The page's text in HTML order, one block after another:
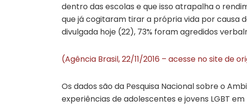
dentro das escolas e que isso atrapalha o
que já cogitaram tirar a própria vida por causa
divulgada hoje (22), 73% foram agredidos
(Agência Brasil, 22/11/2016 – acesse no site de
Os dados são da Pesquisa Nacional sobre o
experiências de adolescentes e jovens LGBT